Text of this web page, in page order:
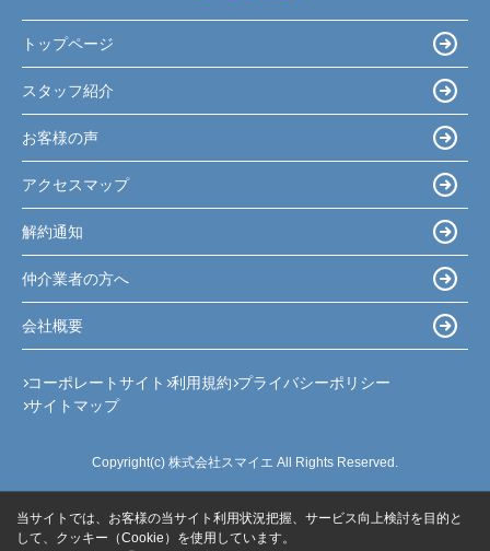
トップページ
スタッフ紹介
お客様の声
アクセスマップ
解約通知
仲介業者の方へ
会社概要
コーポレートサイト 利用規約 プライバシーポリシー
サイトマップ
Copyright(c) 株式会社スマイエ All Rights Reserved.
当サイトでは、お客様の当サイト利用状況把握、サービス向上検討を目的と
して、クッキー（Cookie）を使用しています。